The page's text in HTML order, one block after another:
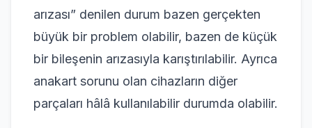
arızası” denilen durum bazen gerçekten
büyük bir problem olabilir, bazen de küçük
bir bileşenin arızasıyla karıştırılabilir. Ayrıca
anakart sorunu olan cihazların diğer
parçaları hâlâ kullanılabilir durumda olabilir.